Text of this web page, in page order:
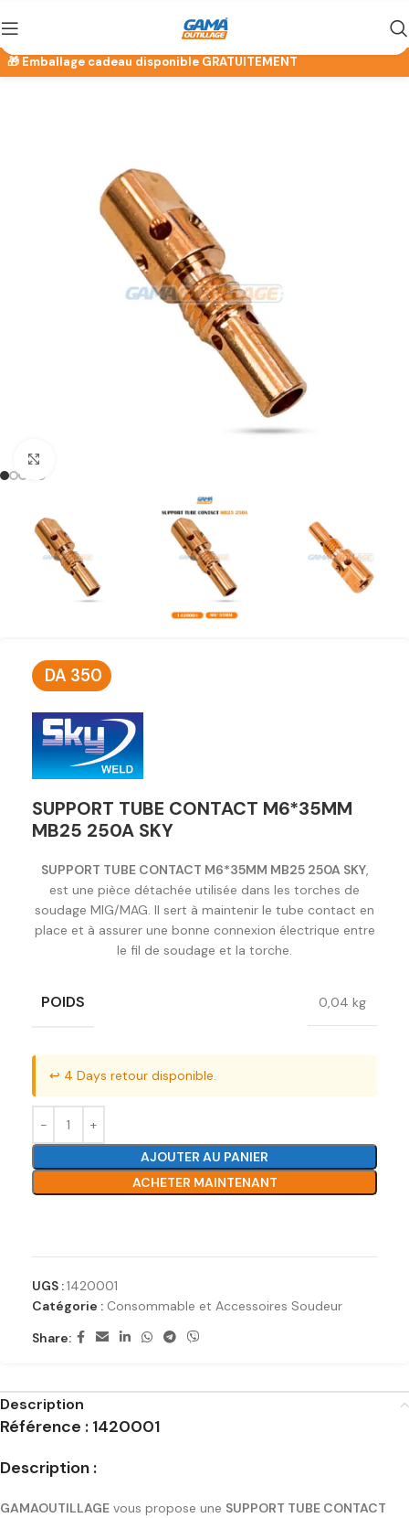
DA 350
SUPPORT TUBE CONTACT M6*35MM
MB25 250A SKY
SUPPORT TUBE CONTACT M6*35MM MB25 250A SKY,
est une pièce détachée utilisée dans les torches de
soudage MIG/MAG. Il sert à maintenir le tube contact en
place et à assurer une bonne connexion électrique entre
le fil de soudage et la torche.
POIDS 0,04 kg
↩️ 4 Days retour disponible.
AJOUTER AU PANIER
ACHETER MAINTENANT
UGS :1420001
Catégorie : Consommable et Accessoires Soudeur
Share:
Description
Référence : 1420001
Description :
GAMAOUTILLAGE vous propose une SUPPORT TUBE CONTACT